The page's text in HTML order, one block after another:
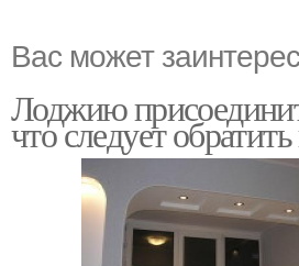
Вас может
Лоджию
что следует